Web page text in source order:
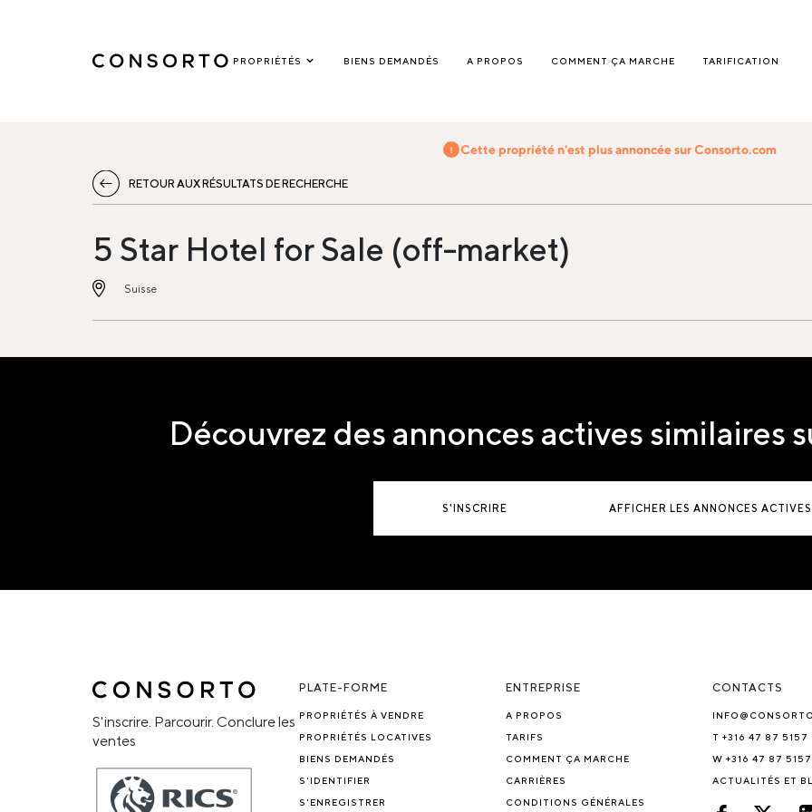
PROPRIÉTÉS BIENS DEMANDÉS A PROPOS COMMENT ÇA MARCHE TARIFICATION
Cette propriété n'est plus annoncée sur Consorto.com
RETOUR AUX RÉSULTATS DE RECHERCHE
5 Star Hotel for Sale (off-market)
Suisse
Découvrez des annonces actives similaires
S'INSCRIRE AFFICHER LES ANNONCES ACTIVES
S'inscrire. Parcourir. Conclure les
ventes
PLATE-FORME
PROPRIÉTÉS À VENDRE
PROPRIÉTÉS LOCATIVES
BIENS DEMANDÉS
S'IDENTIFIER
S'ENREGISTRER
ENTREPRISE
A PROPOS
TARIFS
COMMENT ÇA MARCHE
CARRIÈRES
CONDITIONS GÉNÉRALES
CONTACTS
T +316 47 87 5157
W +316 47 87 5157
ACTUALITÉS ET